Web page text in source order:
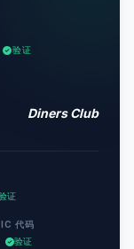
验证
Diners Club
证
代码
验证